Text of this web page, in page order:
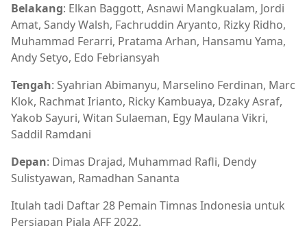
Belakang: Elkan Baggott, Asnawi Mangkualam, Jordi
Amat, Sandy Walsh, Fachruddin Aryanto, Rizky Ridho,
Muhammad Ferarri, Pratama Arhan, Hansamu Yama,
Andy Setyo, Edo Febriansyah
Tengah: Syahrian Abimanyu, Marselino Ferdinan, Marc
Klok, Rachmat Irianto, Ricky Kambuaya, Dzaky Asraf,
Yakob Sayuri, Witan Sulaeman, Egy Maulana Vikri,
Saddil Ramdani
Depan: Dimas Drajad, Muhammad Rafli, Dendy
Sulistyawan, Ramadhan Sananta
Itulah tadi Daftar 28 Pemain Timnas Indonesia untuk
Persiapan Piala AFF 2022.